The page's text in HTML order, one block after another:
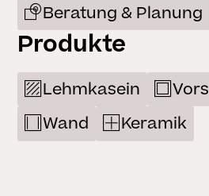
Beratung & Planung
Produkte
Lehmkasein
Wand
Keramik